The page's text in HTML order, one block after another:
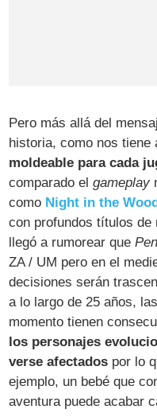
Pero más allá del
historia, como nos tiene
moldeable para cada
comparado elgameplay
como Night in the
con profundos títulos de
llegó a rumorear que
ZA / UM pero en el
decisiones serán
a lo largo de 25 años,
momento tienen
los personajes
verse afectados por lo
ejemplo, un bebé que
aventura puede acabar